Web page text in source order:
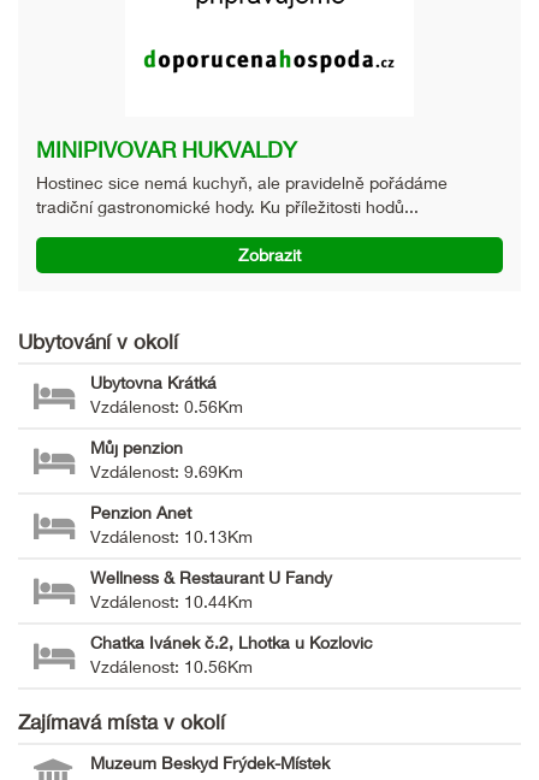
MINIPIVOVAR HUKVALDY
Hostinec sice nemá kuchyň, ale pravidelně pořádáme
tradiční gastronomické hody. Ku příležitosti hodů...
Zobrazit
Ubytování v okolí
Ubytovna Krátká
Vzdálenost: 0.56Km
Můj penzion
Vzdálenost: 9.69Km
Penzion Anet
Vzdálenost: 10.13Km
Wellness & Restaurant U Fandy
Vzdálenost: 10.44Km
Chatka Ivánek č.2, Lhotka u Kozlovic
Vzdálenost: 10.56Km
Zajímavá místa v okolí
Muzeum Beskyd Frýdek-Místek